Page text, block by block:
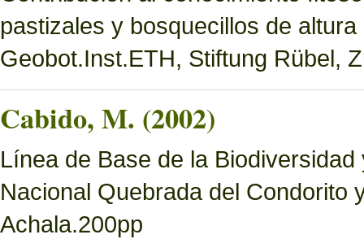
pastizales y bosquecillos de
Geobot.Inst.ETH, Stiftung Rübel,
Cabido, M. (2002)
Línea de Base de la
Nacional Quebrada del Condorito
Achala.200pp